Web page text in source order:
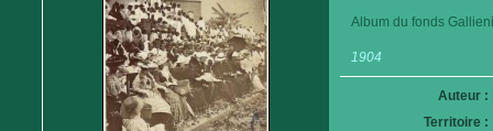
Album du fonds
1904
Auteur :
Territoire :